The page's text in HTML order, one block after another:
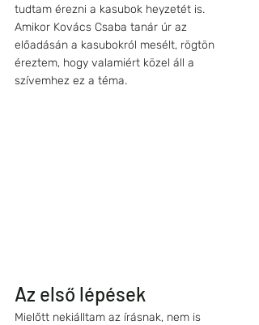
tudtam érezni a kasubok heyzetét is.
Amikor Kovács Csaba tanár úr az
előadásán a kasubokról mesélt, rögtön
éreztem, hogy valamiért közel áll a
szívemhez ez a téma.
Az első lépések
Mielőtt nekiálltam az írásnak, nem is